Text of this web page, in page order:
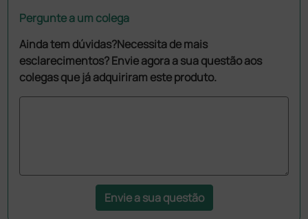
Pergunte a um colega
Ainda tem dúvidas?Necessita de mais
esclarecimentos? Envie agora a sua questão aos
colegas que já adquiriram este produto.
Envie a sua questão